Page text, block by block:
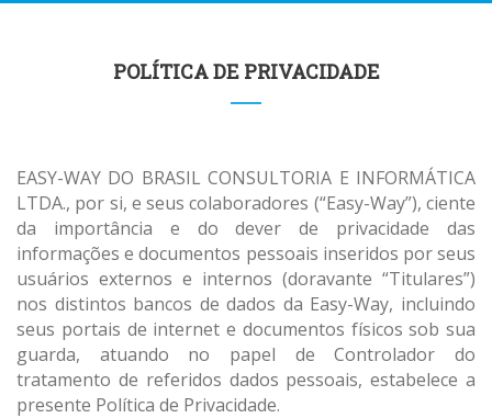
POLÍTICA DE PRIVACIDADE
EASY-WAY DO BRASIL CONSULTORIA E INFORMÁTICA
LTDA., por si, e seus colaboradores (“Easy-Way”), ciente
da importância e do dever de privacidade das
informações e documentos pessoais inseridos por seus
usuários externos e internos (doravante “Titulares”)
nos distintos bancos de dados da Easy-Way, incluindo
seus portais de internet e documentos físicos sob sua
guarda, atuando no papel de Controlador do
tratamento de referidos dados pessoais, estabelece a
presente Política de Privacidade.